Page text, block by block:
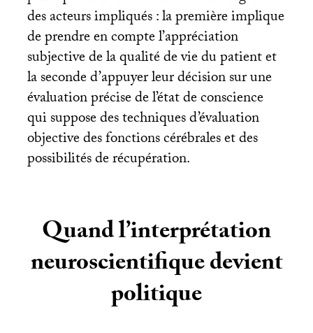
des acteurs impliqués : la première implique
de prendre en compte l’appréciation
subjective de la qualité de vie du patient et
la seconde d’appuyer leur décision sur une
évaluation précise de l’état de conscience
qui suppose des techniques d’évaluation
objective des fonctions cérébrales et des
possibilités de récupération.
Quand l’interprétation
neuroscientifique devient
politique